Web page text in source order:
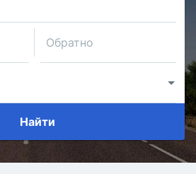
Обратно
Найти